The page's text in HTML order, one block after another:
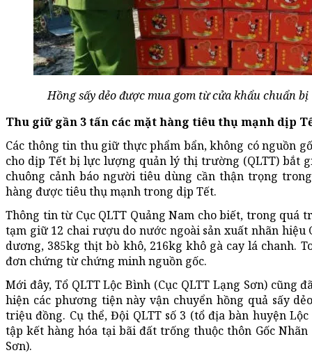
Hồng sấy dẻo được mua gom từ cửa khẩu chuẩn
Thu giữ gần 3 tấn các mặt hàng tiêu thụ mạnh dịp
Các thông tin thu giữ thực phẩm bẩn, không có nguồn
cho dịp Tết bị lực lượng quản lý thị trường (QLTT) bắt
chuông cảnh báo người tiêu dùng cần thận trọng
hàng được tiêu thụ mạnh trong dịp Tết.
Thông tin từ Cục QLTT Quảng Nam cho biết, trong
tạm giữ 12 chai rượu do nước ngoài sản xuất nhãn hiệu
dương, 385kg thịt bò khô, 216kg khô gà cay lá chanh.
đơn chứng từ chứng minh nguồn gốc.
Mới đây, Tổ QLTT Lộc Bình (Cục QLTT Lạng Sơn)
hiện các phương tiện này vận chuyển hồng quả sấy
triệu đồng. Cụ thể, Đội QLTT số 3 (tổ địa bàn huyện
tập kết hàng hóa tại bãi đất trống thuộc thôn Gốc
Sơn).